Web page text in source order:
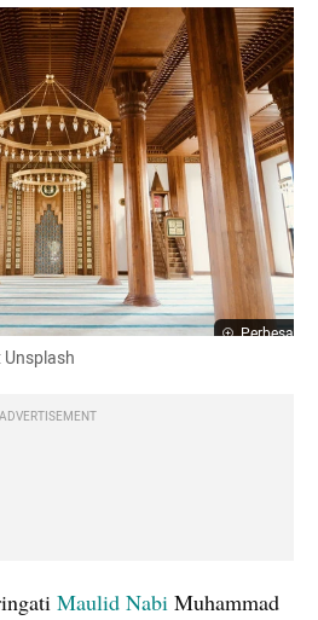
Perbesar
ADVERTISEMENT
Maulid Nabi Muhammad